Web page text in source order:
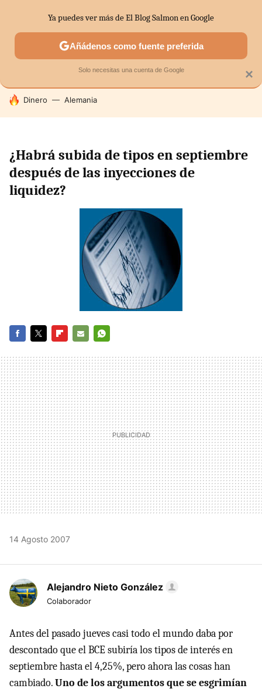
SECTORES ECONOMÍA DOMÉSTICA MERCADOS
HOY SE HABLA DE
Dinero Alemania
¿Habrá subida de tipos en septiembre
después de las inyecciones de
liquidez?
MAIL
14 Agosto 2007
Alejandro Nieto González
Colaborador
Antes del pasado jueves casi todo el mundo daba por
descontado que el BCE subiría los tipos de interés en
septiembre hasta el 4,25%, pero ahora las cosas han
cambiado.Uno de los argumentos que se esgrimían
×
Ya puedes ver más de El Blog Salmon en Google
Añádenos como fuente preferida
Solo necesitas una cuenta de Google